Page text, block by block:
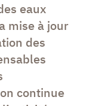
eaux
mise à jour
des
continue